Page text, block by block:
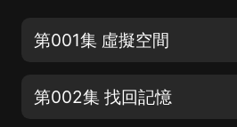
第001集 虛擬空間
第002集 找回記憶